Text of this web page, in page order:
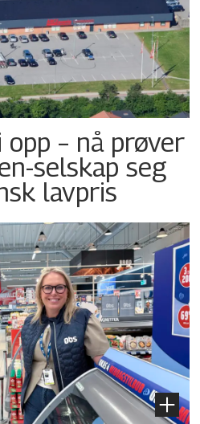
– nå prøver
selskap seg
lavpris